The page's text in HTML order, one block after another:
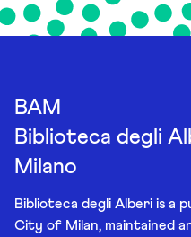
BAM
Biblioteca degli
Milano
Biblioteca degli Alberi is a
City of Milan, maintained